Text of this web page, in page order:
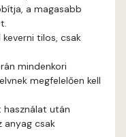
C
B
a magasabb
tilos, csak
mindenkori
megfelelően kell
használat után
anyag csak